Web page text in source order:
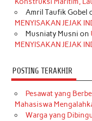
k
a
m
s
t
Amril Taufik Gobel
MENYISAKAN JEJAK
Musniaty Musni on
MENYISAKAN JEJAK
POSTING TERAKHIR
Pesawat yang
Mahasiswa
Warga yang